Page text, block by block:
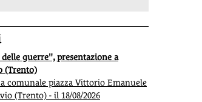
guerre", presentazione a
(Trento)
comunale piazza Vittorio Emanuele
(Trento) - il 18/08/2026